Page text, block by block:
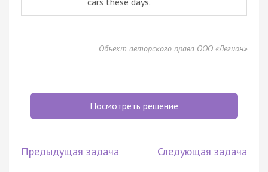
Объект авторского права ООО «Легион»
Посмотреть решение
Предыдущая задача Следующая задача